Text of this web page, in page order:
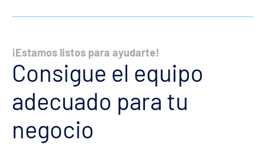
¡Estamos listos para ayudarte!
Consigue el equipo
adecuado para tu
negocio